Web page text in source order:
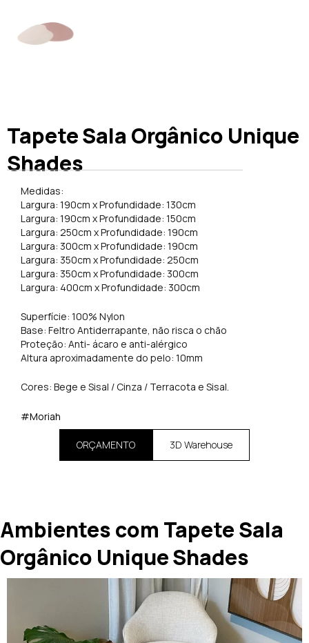
Tapete Sala Orgânico Unique
Shades
Medidas:
Largura: 190cm x Profundidade: 130cm
Largura: 190cm x Profundidade: 150cm
Largura: 250cm x Profundidade: 190cm
Largura: 300cm x Profundidade: 190cm
Largura: 350cm x Profundidade: 250cm
Largura: 350cm x Profundidade: 300cm
Largura: 400cm x Profundidade: 300cm
Superfície: 100% Nylon
Base: Feltro Antiderrapante, não risca o chão
Proteção: Anti- ácaro e anti-alérgico
Altura aproximadamente do pelo: 10mm
Cores: Bege e Sisal / Cinza / Terracota e Sisal.
#Moriah
ORÇAMENTO 3D Warehouse
Ambientes com Tapete Sala
Orgânico Unique Shades